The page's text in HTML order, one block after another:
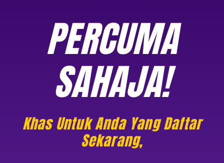
PERCUMA
SAHAJA!
Khas Untuk Anda YangDaftar
Sekarang,